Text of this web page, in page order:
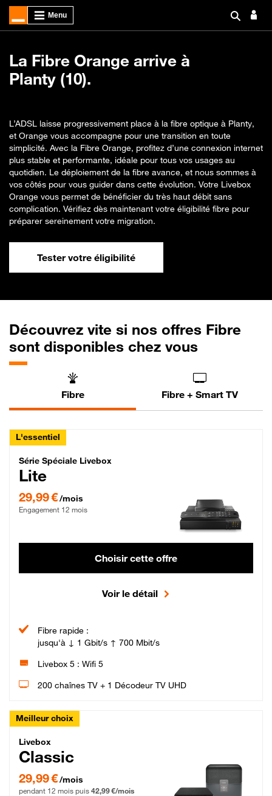
La Fibre Orange arrive à
Planty (10).
L’ADSL laisse progressivement place à la fibre optique à Planty,
et Orange vous accompagne pour une transition en toute
simplicité. Avec la Fibre Orange, profitez d’une connexion internet
plus stable et performante, idéale pour tous vos usages au
quotidien. Le déploiement de la fibre avance, et nous sommes à
vos côtés pour vous guider dans cette évolution. Votre Livebox
Orange vous permet de bénéficier du très haut débit sans
complication. Vérifiez dès maintenant votre éligibilité fibre pour
préparer sereinement votre migration.
Tester votre éligibilité
Découvrez vite si nos offres Fibre
sont disponibles chez vous
Fibre Fibre + Smart TV
L'essentiel
Série Spéciale Livebox Lite Fibre
Série Spéciale Livebox
Lite
29,99 €/mois
Engagement 12 mois
Choisir cette offre
Voir le détail
Fibre rapide :
jusqu'à ↓ 1 Gbit/s ↑ 700 Mbit/s
Livebox 5 : Wifi 5
200 chaînes TV + 1 Décodeur TV UHD
Meilleur choix
Livebox Classic Fibre
Livebox
Classic
29,99 € par mois pendant 12 mois puis 42,99 € par mois, Engagement 12 mois
29,99 €/mois
pendant 12 mois puis 42,99 €/mois